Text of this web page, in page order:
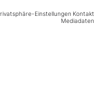
Einstellungen Kontakt
Mediadaten